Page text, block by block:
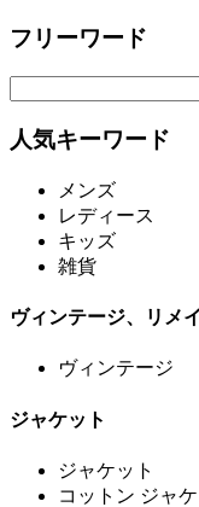
フリーワード
人気キーワード
メンズ
レディース
キッズ
雑貨
ヴィンテージ、リメ
ヴィンテージ
ジャケット
ジャケット
コットン ジャケ